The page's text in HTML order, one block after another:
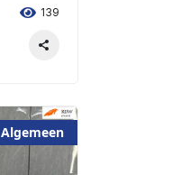
139
Algemeen